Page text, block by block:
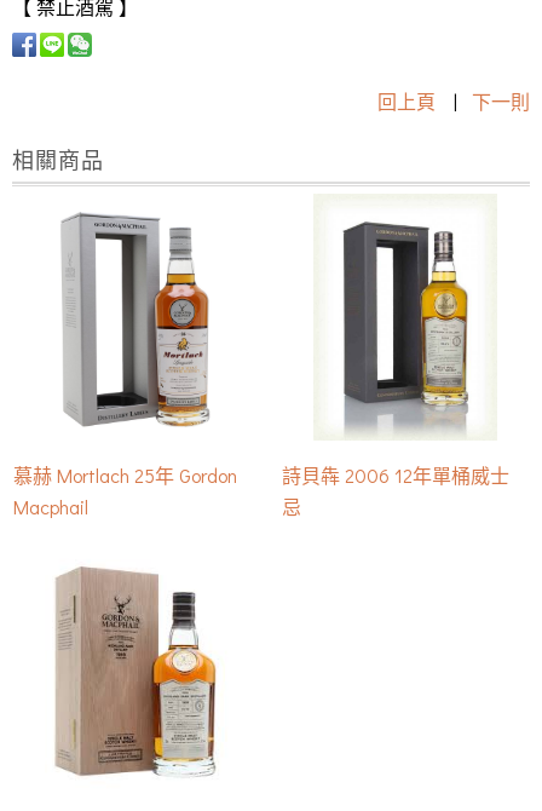
【 禁止酒駕 】
回上頁 | 下一則
相關商品
慕赫 Mortlach 25年 Gordon
Macphail
詩貝犇 2006 12年單桶威士
忌